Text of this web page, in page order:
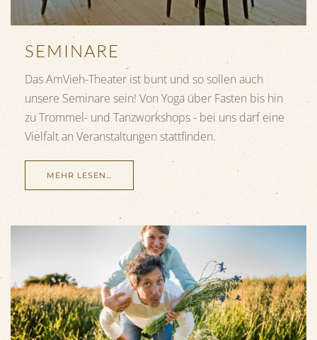
SEMINARE
Das AmVieh-Theater ist bunt und so sollen auch
unsere Seminare sein! Von Yoga über Fasten bis hin
zu Trommel- und Tanzworkshops - bei uns darf eine
Vielfalt an Veranstaltungen stattfinden.
MEHR LESEN…